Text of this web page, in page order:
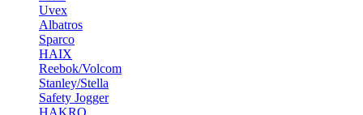
Uvex
Albatros
Sparco
HAIX
Reebok/Volcom
Stanley/Stella
Safety Jogger
HAKRO